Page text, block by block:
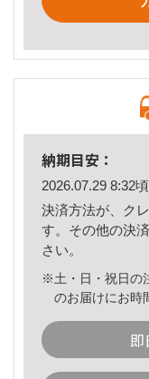
納期目安：
2026.07.29 8:32
決済方法が、ク
す。その他の決
さい。
※土・日・祝日の
のお届けにお時
即